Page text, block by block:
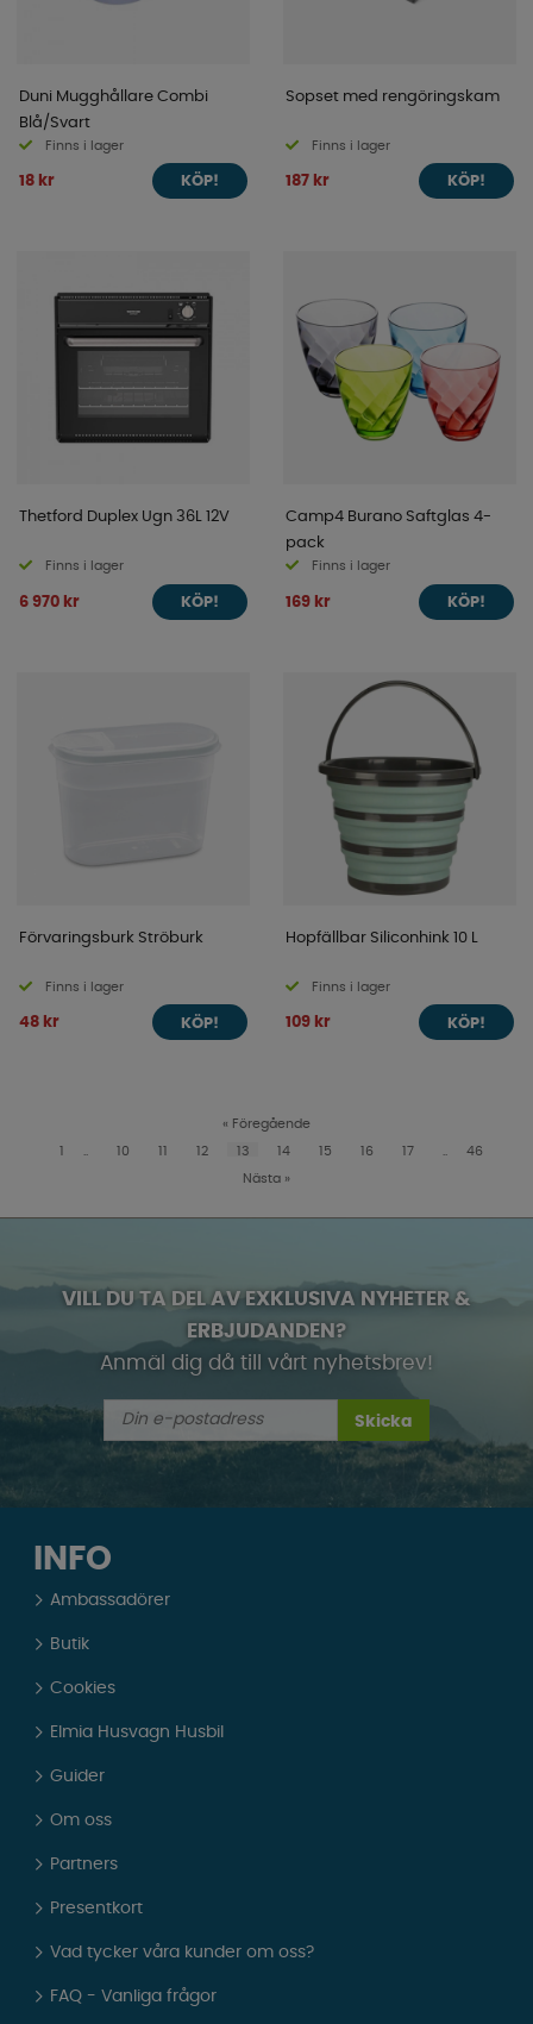
Duni Mugghållare Combi
Blå/Svart
Finns i lager
18 kr KÖP!
Sopset med rengöringskam
Finns i lager
187 kr KÖP!
Thetford Duplex Ugn 36L 12V
Finns i lager
6 970 kr KÖP!
Camp4 Burano Saftglas 4-
pack
Finns i lager
169 kr KÖP!
Förvaringsburk Ströburk
Finns i lager
48 kr KÖP!
Hopfällbar Siliconhink 10 L
Finns i lager
109 kr KÖP!
« Föregående
1 10 11 12 13 14 15 16 17 46
Nästa »
VILL DU TA DEL AV EXKLUSIVA NYHETER &
ERBJUDANDEN?
Anmäl dig då till vårt nyhetsbrev!
Skicka
INFO
Ambassadörer
Butik
Cookies
Elmia Husvagn Husbil
Guider
Om oss
Partners
Presentkort
Vad tycker våra kunder om oss?
FAQ - Vanliga frågor